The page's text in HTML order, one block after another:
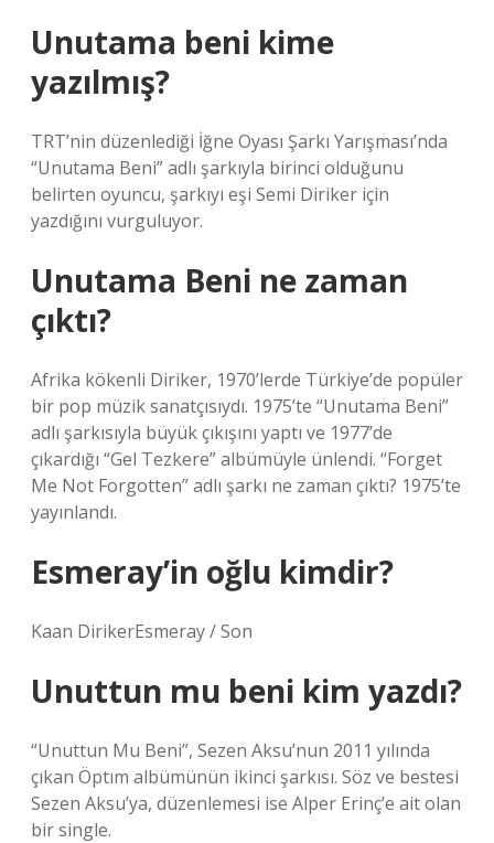
Unutama beni kime
yazılmış?
TRT’nin düzenlediği İğne Oyası Şarkı Yarışması’nda
“Unutama Beni” adlı şarkıyla birinci olduğunu
belirten oyuncu, şarkıyı eşi Semi Diriker için
yazdığını vurguluyor.
Unutama Beni ne zaman
çıktı?
Afrika kökenli Diriker, 1970’lerde Türkiye’de popüler
bir pop müzik sanatçısıydı. 1975’te “Unutama Beni”
adlı şarkısıyla büyük çıkışını yaptı ve 1977’de
çıkardığı “Gel Tezkere” albümüyle ünlendi. “Forget
Me Not Forgotten” adlı şarkı ne zaman çıktı? 1975’te
yayınlandı.
Esmeray’in oğlu kimdir?
Kaan DirikerEsmeray / Son
Unuttun mu beni kim yazdı?
“Unuttun Mu Beni”, Sezen Aksu’nun 2011 yılında
çıkan Öptım albümünün ikinci şarkısı. Söz ve bestesi
Sezen Aksu’ya, düzenlemesi ise Alper Erinç’e ait olan
bir single.